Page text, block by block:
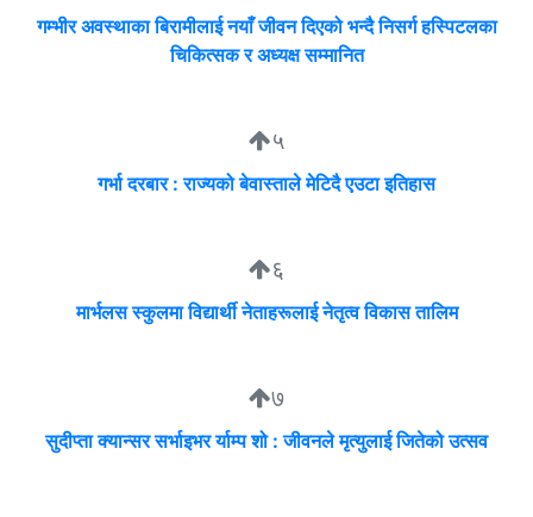
गम्भीर अवस्थाका बिरामीलाई नयाँ जीवन दिएको भन्दै निसर्ग हस्पिटलका
चिकित्सक र अध्यक्ष सम्मानित
५
गर्भा दरबार : राज्यको बेवास्ताले मेटिदै एउटा इतिहास
६
मार्भलस स्कुलमा विद्यार्थी नेताहरूलाई नेतृत्व विकास तालिम
७
सुदीप्ता क्यान्सर सर्भाइभर र्याम्प शो : जीवनले मृत्युलाई जितेको उत्सव